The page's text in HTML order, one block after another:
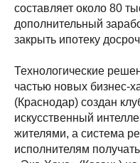
составляет около 80
дополнительный
закрыть ипотеку
Технологические
частью новых
(Краснодар) создан
искусственный
жителями, а система
исполнителям